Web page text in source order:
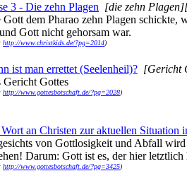
3 - Die zehn Plagen [die zehn
Gott dem Pharao zehn Plagen schickte,
Gott nicht gehorsam war.
http://www.christkids.de/?pg=2014)
ist man errettet (Seelenheil)? [Gericht
Gericht Gottes
http://www.gottesbotschaft.de/?pg=2028)
an Christen zur aktuellen Situation
von Gottlosigkeit und Abfall
Darum: Gott ist es, der hier letztlich
http://www.gottesbotschaft.de/?pg=3425)